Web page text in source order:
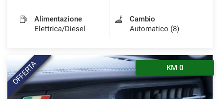
Alimentazione
Elettrica/Diesel
Cambio
Automatico (8)
OFFERTA KM 0